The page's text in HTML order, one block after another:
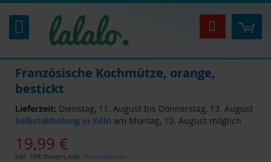
Inhalt
springen
Suche
Französische Kochmütze, orange,
bestickt
Lieferzeit: Dienstag, 11. August bis Donnerstag, 13. August
Selbstabholung in Köln am Montag, 10. August möglich
19,99 €
Inkl. 19% Steuern, exkl. Versandkosten